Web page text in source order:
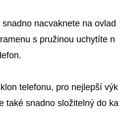
nacvaknete na ovlad
s pružinou uchytíte n
telefonu, pro nejlepší výk
také snadno složitelný do ka